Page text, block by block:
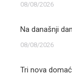
08/08/2026
Na današnji
08/08/2026
Tri nova